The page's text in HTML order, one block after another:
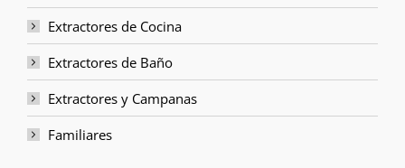
Extractores de Cocina
Extractores de Baño
Extractores y Campanas
Familiares